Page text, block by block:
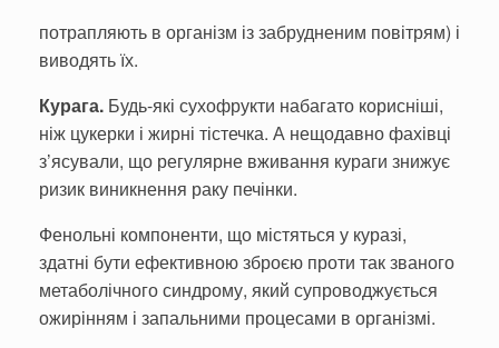
потрапляють в організм із за­брудненим повітрям) і
виво­дять їх.
Курага. Будь-які сухофрукти наба­гато корисніші,
ніж цукерки і жирні тістечка. А нещодавно фахівці
з’ясували, що регуляр­не вживання кураги знижує
ри­зик виникнення раку печінки.
Фенольні компоненти, що містяться у куразі,
здатні бути ефективною зброєю проти так званого
метаболічного син­дрому, який супроводжується
ожирінням і запальними про­цесами в організмі.